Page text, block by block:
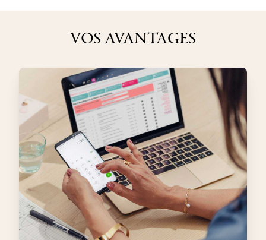
VOS AVANTAGES